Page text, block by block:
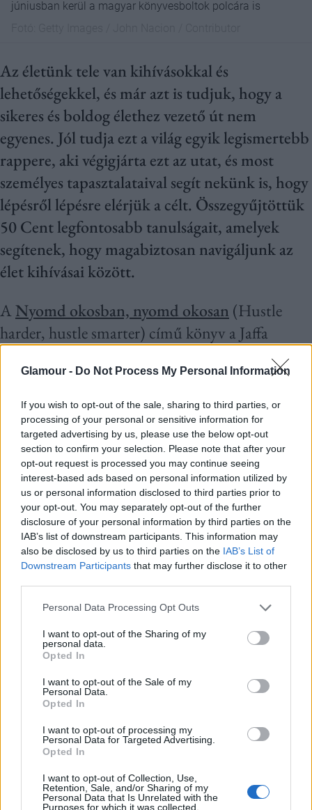
Glamour - Do Not Process My Personal Information
If you wish to opt-out of the sale, sharing to third parties, or
processing of your personal or sensitive information for
targeted advertising by us, please use the below opt-out
section to confirm your selection. Please note that after your
opt-out request is processed you may continue seeing
interest-based ads based on personal information utilized by
us or personal information disclosed to third parties prior to
your opt-out. You may separately opt-out of the further
disclosure of your personal information by third parties on the
IAB’s list of downstream participants. This information may
also be disclosed by us to third parties on the IAB’s List of
Downstream Participants that may further disclose it to other
Please note that this website/app uses one or more Google
not limited to your visit or usage behaviour. You may click to
grant or deny consent to Google and its third-party tags to
use your data for below specified purposes in below Google
consent section.
Personal Data Processing Opt Outs
I want to opt-out of the Sharing of my
personal data.
Opted In
I want to opt-out of the Sale of my
Personal Data.
Opted In
I want to opt-out of processing my
Personal Data for Targeted Advertising.
Opted In
I want to opt-out of Collection, Use,
Retention, Sale, and/or Sharing of my
Personal Data that Is Unrelated with the
Purposes for which it was collected.
júniusban kerül a magyar könyvesboltok polcára is
Az életünk tele van kihívásokkal és
lehetőségekkel, és már azt is tudjuk, hogy a
sikeres és boldog élethez vezető út nem
egyenes. Jól tudja ezt a világ egyik legismertebb
rappere, aki végigjárta ezt az utat, és most
személyes tapasztalataival segít nekünk is, hogy
lépésről lépésre elérjük a célt. Összegyűjtöttük
50 Cent legfontosabb tanulságait, amelyek
segítenek, hogy magabiztosan navigáljunk az
élet kihívásai között.
ANyomd okosban, nyomd okosan (Hustle
harder, hustle smarter) című könyv a Jaffa
Kiadónak hála idén júniusban kikerül a magyar
könyvesboltok polcára is. Sikere már most
borítékolható, hiszen egyik legfontosabb
üzenete, hogy mindig bízzunk magunkban és a
képességeinkben. Curtis Jackson, ismertebb
nevén 50 Cent, így ír erről:
Tartós sikerem egyik sarokköve, hogy nem kötök
kapkodva üzletet. Noha a nevem a fizessetek
szinonimájává vált, soha nem hajszolom a pénzt.
Minden új vállalkozást a benne rejlő hosszú távú
alapján, mekkora összeg üti majd a markomat.
Ez a hozzáállás különösen fontos számunkra,
mivel túl gyakran érezzük, hogy gyorsan kell
döntenünk és cselekednünk, hogy ne maradjunk
le. De 50 Cent emlékeztet: ne feledd, hogy
a hosszú távú siker kulcsa a
türelem és a megfontolt